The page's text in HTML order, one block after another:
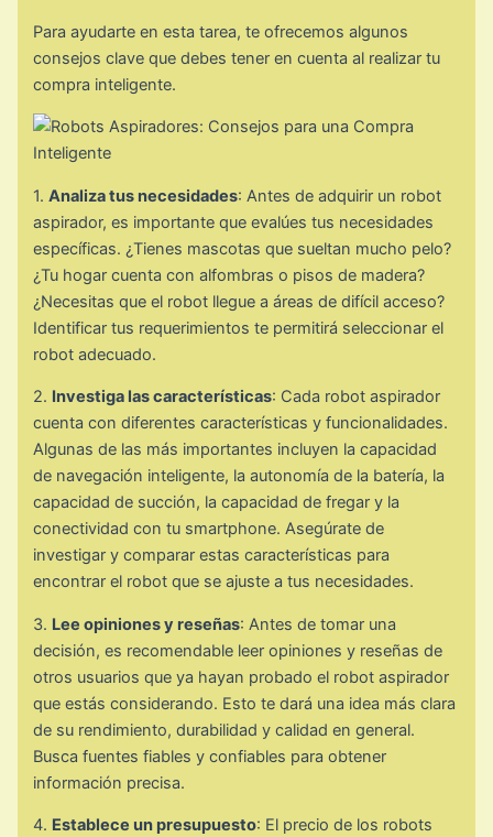
Para ayudarte en esta tarea, te ofrecemos algunos
consejos clave que debes tener en cuenta al realizar tu
compra inteligente.
1.Analiza tus necesidades: Antes de adquirir un robot
aspirador, es importante que evalúes tus necesidades
específicas. ¿Tienes mascotas que sueltan mucho pelo?
¿Tu hogar cuenta con alfombras o pisos de madera?
¿Necesitas que el robot llegue a áreas de difícil acceso?
Identificar tus requerimientos te permitirá seleccionar el
robot adecuado.
2. Investiga las características: Cada robot aspirador
cuenta con diferentes características y funcionalidades.
Algunas de las más importantes incluyen la capacidad
de navegación inteligente, la autonomía de la batería, la
capacidad de succión, la capacidad de fregar y la
conectividad con tu smartphone. Asegúrate de
investigar y comparar estas características para
encontrar el robot que se ajuste a tus necesidades.
3. Lee opiniones y reseñas: Antes de tomar una
decisión, es recomendable leer opiniones y reseñas de
otros usuarios que ya hayan probado el robot aspirador
que estás considerando. Esto te dará una idea más clara
de su rendimiento, durabilidad y calidad en general.
Busca fuentes fiables y confiables para obtener
información precisa.
4. Establece un presupuesto: El precio de los robots